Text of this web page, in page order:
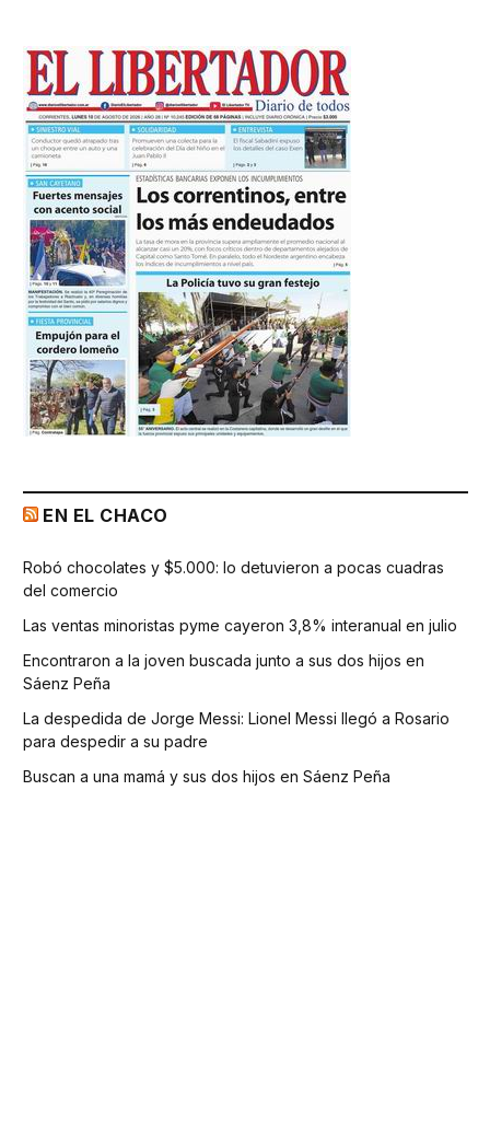
EN EL CHACO
Robó chocolates y $5.000: lo detuvieron a pocas cuadras
del comercio
Las ventas minoristas pyme cayeron 3,8% interanual en julio
Encontraron a la joven buscada junto a sus dos hijos en
Sáenz Peña
La despedida de Jorge Messi: Lionel Messi llegó a Rosario
para despedir a su padre
Buscan a una mamá y sus dos hijos en Sáenz Peña